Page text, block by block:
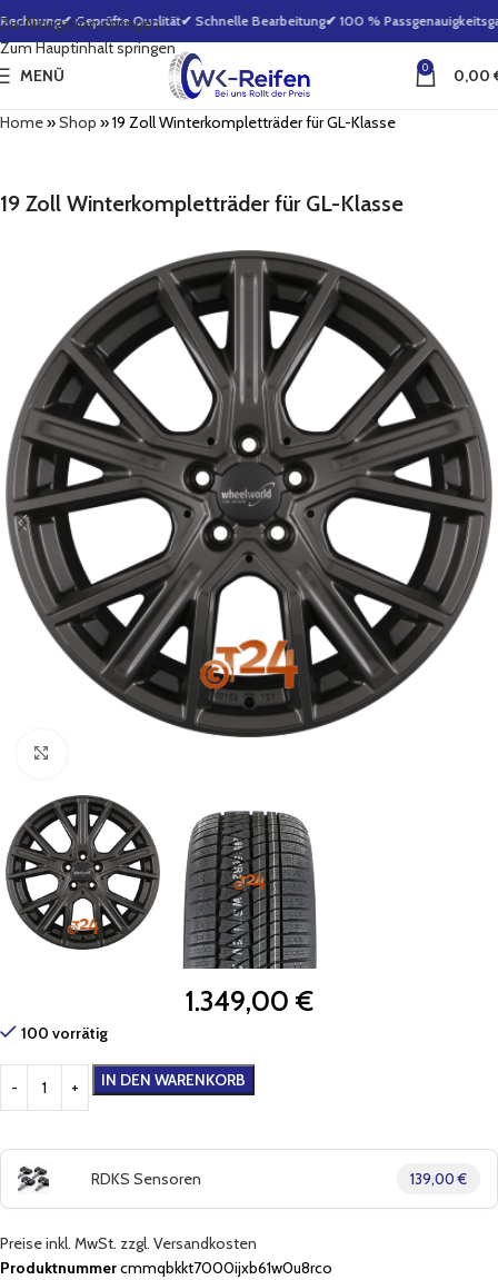
Zur Navigation springen
Zum Hauptinhalt springen
✔ Geprüfte Qualität✔ Schnelle Bearbeitung✔ 100 %
MENÜ 0 0,00
Home»Shop »19 Zoll Winterkompletträder für GL-Klasse
19 Zoll Winterkompletträder für GL-Klasse
1.349,00 €
100 vorrätig
IN DEN WARENKORB
RDKS Sensoren 139,00 €
Preise inkl. MwSt. zzgl. Versandkosten
Produktnummercmmqbkkt7000ijxb61w0u8rco